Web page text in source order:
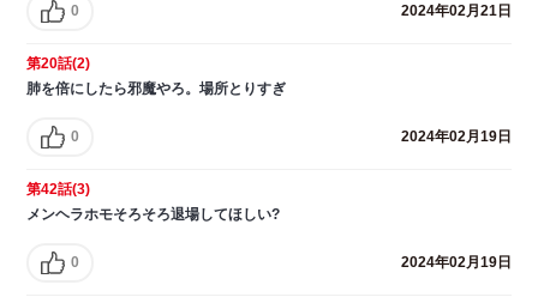
0 2024年02月21日
第20話(2)
肺を倍にしたら邪魔やろ。場所とりすぎ
0 2024年02月19日
第42話(3)
メンヘラホモそろそろ退場してほしい?
0 2024年02月19日